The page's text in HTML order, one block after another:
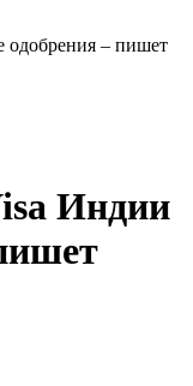
одобрения – пишет
Индии